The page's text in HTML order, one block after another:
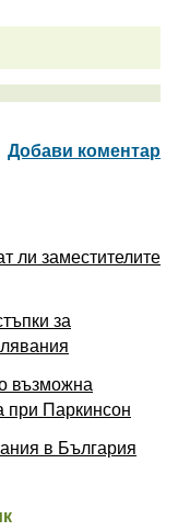
Добави коментар
ли заместителите
за
възможна
при Паркинсон
в България